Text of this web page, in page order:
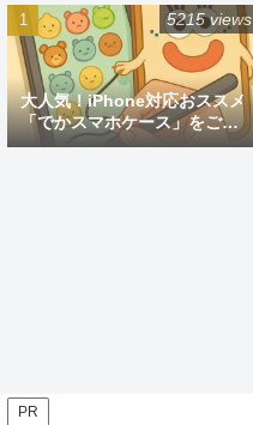
大人気！iPhone対応おススメ
「でかスマホケース」をご紹
介
5215 views
PR